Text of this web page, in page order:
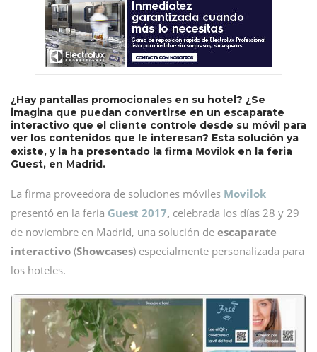
¿Hay pantallas promocionales en su hotel? ¿Se
imagina que puedan convertirse en un escaparate
interactivo que el cliente controle desde su móvil para
ver los contenidos que le interesan? Esta solución ya
existe, y la ha presentado la firma Movilok en la feria
Guest, en Madrid.
La firma proveedora de soluciones móviles Movilok
presentó en la feria Guest 2017, celebrada los días 28 y 29
de noviembre en Madrid, una solución de escaparate
interactivo (Showcases) especialmente personalizada para
los hoteles.